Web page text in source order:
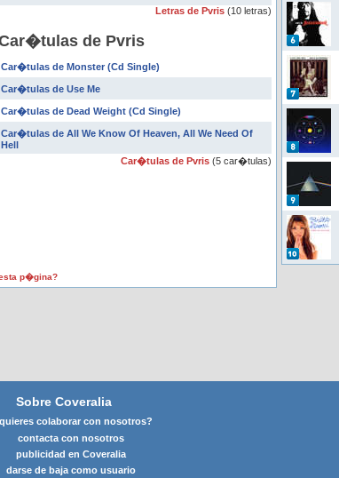
Letras de Pvris (10 letras)
de Pvris
Car�tulas de Monster (Cd Single)
Car�tulas de Use Me
Car�tulas de Dead Weight (Cd Single)
Car�tulas de All We Know Of Heaven, All We Need Of
Hell
Car�tulas de Pvris (5 car�tulas)
p�gina?
Sobre Coveralia
colaborar con nosotros?
contacta con nosotros
publicidad en Coveralia
darse de baja como usuario